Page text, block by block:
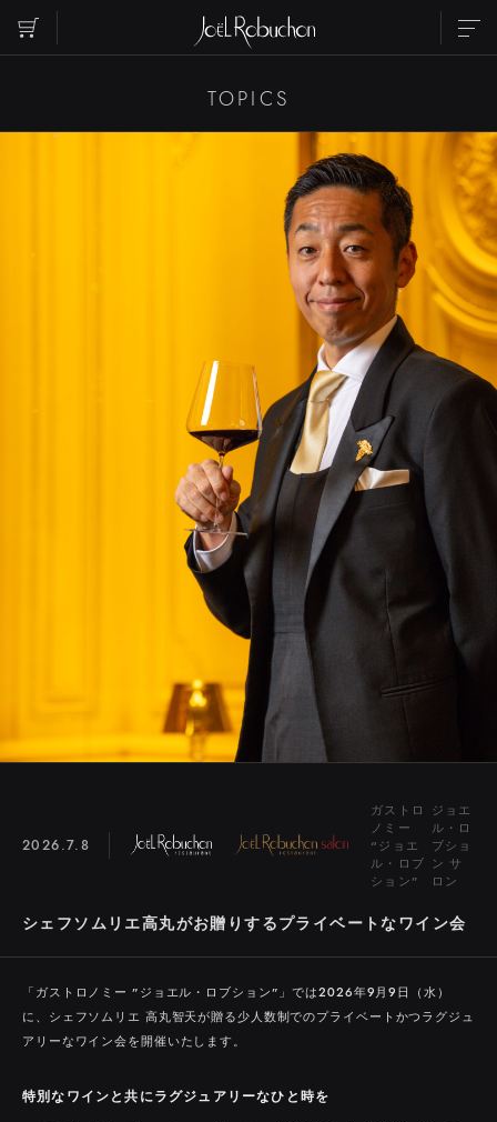
TOPICS
2026.7.8
ガストロ
ノミー
“ジョエ
ル・ロブ
ション”
ジョエ
ル・ロ
ブショ
ン サ
ロン
シェフソムリエ高丸がお贈りするプライベートなワイン会
「ガストロノミー ”ジョエル・ロブション”」では２０２６年９月９日（水）
に、シェフソムリエ 高丸智天が贈る少人数制でのプライベートかつラグジュ
アリーなワイン会を開催いたします。
特別なワインと共にラグジュアリーなひと時を
TOPICS
CONTACT US INSTAGRAM
ご覧になりたいエリアを選択してください
ROPPONGI NIHOMBASHI
SHIBUYA SHINJUKU
TORANOMON
シャトーレストランジョエル・ロブション
ROPPONGI 六本木ヒルズ
NIHOMBASHI 日本橋高島屋
MARUNOUCHI 丸の内ブリックスクエア
渋谷ヒカリエ内ShinQs B2 東横のれん街
SHINJUKU NEWoMan
虎ノ門ヒルズ ビジネスタワー
ONLINE SHOP GIFT CERTIFICATE PRIVACY POLICY